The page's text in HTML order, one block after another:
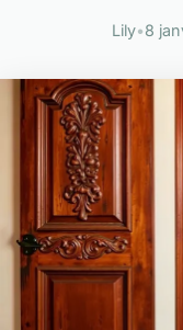
Lily•8